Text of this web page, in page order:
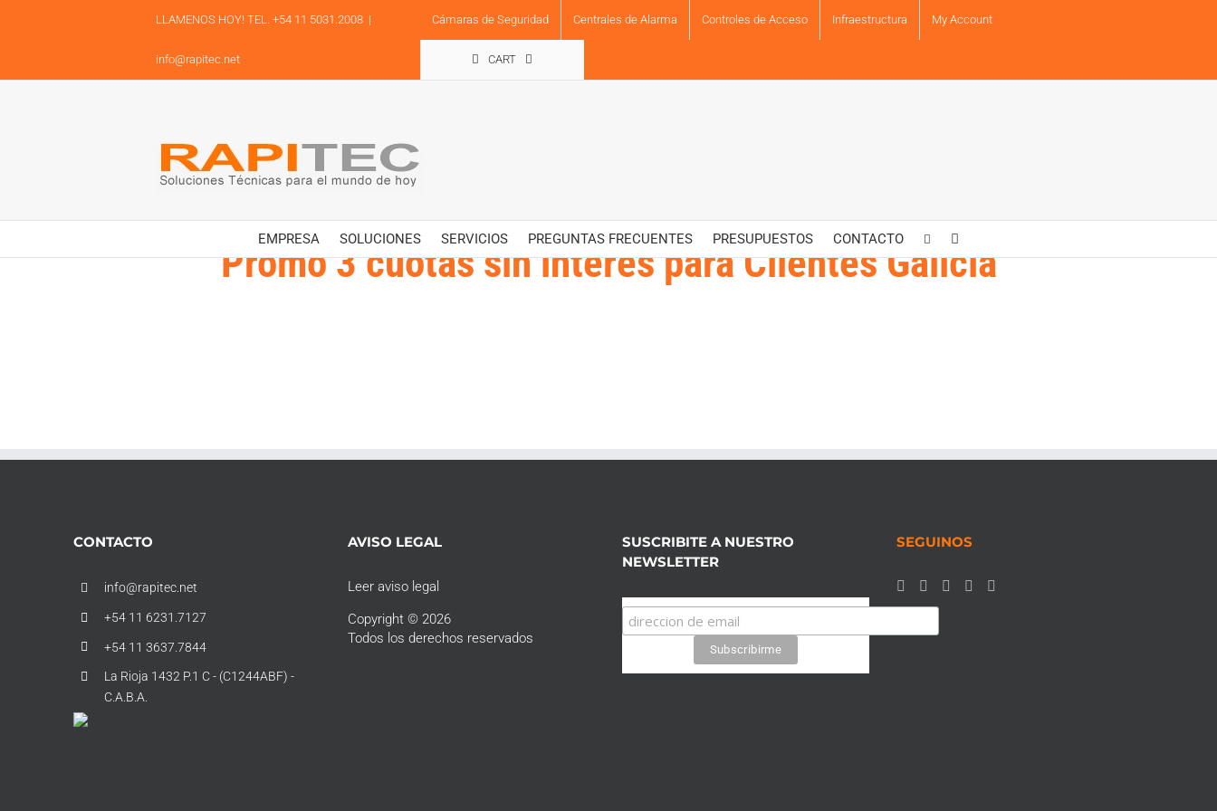
LLAMENOS HOY! TEL. +54 11 5031.2008 |
info@rapitec.net
Cámaras de Seguridad Centrales de Alarma Controles de Acceso Infraestructura My Account
CART
EMPRESA SOLUCIONES SERVICIOS PREGUNTAS FRECUENTES PRESUPUESTOS CONTACTO
Promo 3 cuotas sin interés para Clientes Galicia
CONTACTO
info@rapitec.net
+54 11 6231.7127
+54 11 3637.7844
La Rioja 1432 P.1 C - (C1244ABF) -
C.A.B.A.
AVISO LEGAL
Leer aviso legal
Copyright © 2026
Todos los derechos reservados
SUSCRIBITE A NUESTRO
NEWSLETTER
SEGUINOS